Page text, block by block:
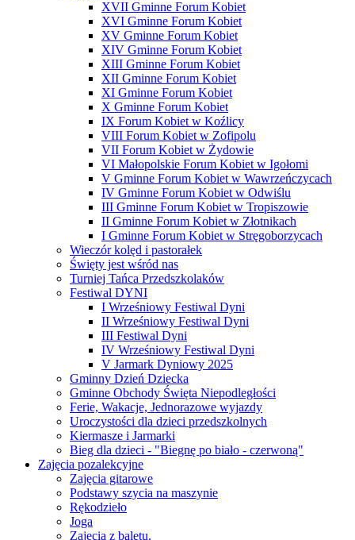
XVII Gminne Forum Kobiet
XVI Gminne Forum Kobiet
XV Gminne Forum Kobiet
XIV Gminne Forum Kobiet
XIII Gminne Forum Kobiet
XII Gminne Forum Kobiet
XI Gminne Forum Kobiet
X Gminne Forum Kobiet
IX Forum Kobiet w Koźlicy
VIII Forum Kobiet w Zofipolu
VII Forum Kobiet w Żydowie
VI Małopolskie Forum Kobiet w Igołomi
V Gminne Forum Kobiet w Wawrzeńczycach
IV Gminne Forum Kobiet w Odwiślu
III Gminne Forum Kobiet w Tropiszowie
II Gminne Forum Kobiet w Złotnikach
I Gminne Forum Kobiet w Stręgoborzycach
Wieczór kolęd i pastorałek
Święty jest wśród nas
Turniej Tańca Przedszkolaków
Festiwal DYNI
I Wrześniowy Festiwal Dyni
II Wrześniowy Festiwal Dyni
III Festiwal Dyni
IV Wrześniowy Festiwal Dyni
V Jarmark Dyniowy 2025
Gminny Dzień Dziecka
Gminne Obchody Święta Niepodległości
Ferie, Wakacje, Jednorazowe wyjazdy
Uroczystości dla dzieci przedszkolnych
Kiermasze i Jarmarki
Bieg dla dzieci - "Biegnę po biało - czerwoną"
Zajęcia pozalekcyjne
Zajęcia gitarowe
Podstawy szycia na maszynie
Rękodzieło
Joga
Zajęcia z baletu.